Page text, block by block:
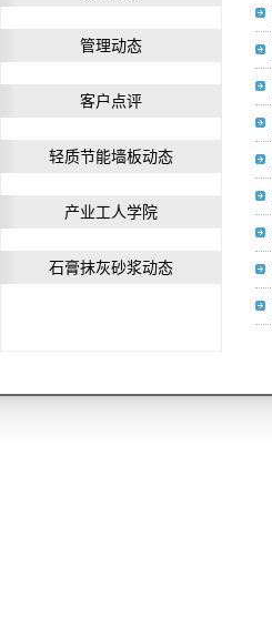
管理动态
客户点评
轻质节能墙板动态
产业工人学院
石膏抹灰砂浆动态